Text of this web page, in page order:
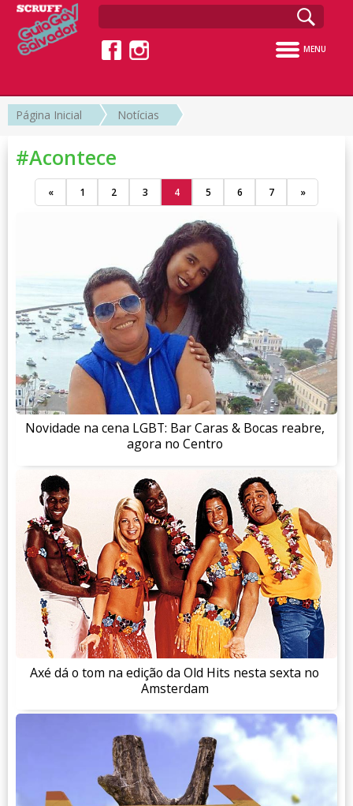
MENU
Página Inicial Notícias
#Acontece
Novidade na cena LGBT: Bar Caras & Bocas reabre,
agora no Centro
Axé dá o tom na edição da Old Hits nesta sexta no
Amsterdam
« 1 2 3 4 5 6 7 »